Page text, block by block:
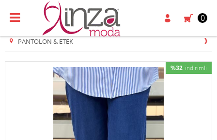
0
PANTOLON & ETEK
%32 indirimli